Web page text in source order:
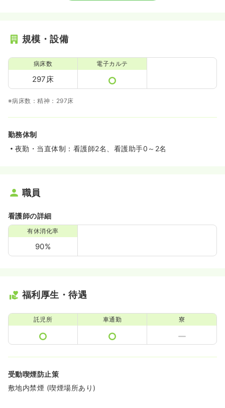
規模・設備
病床数
297床
電子カルテ
※病床数：精神：297床
勤務体制
夜勤・当直体制：看護師2名、看護助手0～2名
職員
看護師の詳細
有休消化率
90%
福利厚生・待遇
託児所 車通勤 寮
受動喫煙防止策
敷地内禁煙 (喫煙場所あり)